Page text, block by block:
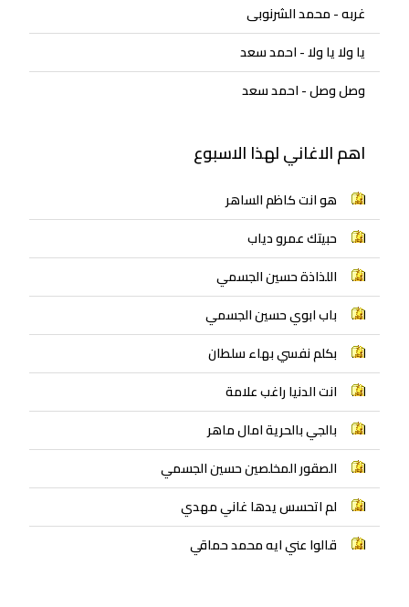
غربه - محمد الشرنوبى
يا ولا يا ولا - احمد سعد
وصل وصل - احمد سعد
اهم الاغاني لهذا الاسبوع
هو انت كاظم الساهر
حبيتك عمرو دياب
اللذاذة حسين الجسمي
باب ابوي حسين الجسمي
بكلم نفسي بهاء سلطان
انت الدنيا راغب علامة
بالجي بالحرية امال ماهر
الصقور المخلصين حسين الجسمي
لم اتحسس يدها غاني مهدي
قالوا عني ايه محمد حماقي